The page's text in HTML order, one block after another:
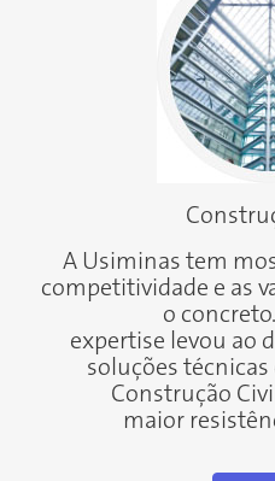
A Usiminas tem
competitividade e as
o
expertise levou ao
soluções técnicas
Construção
maior